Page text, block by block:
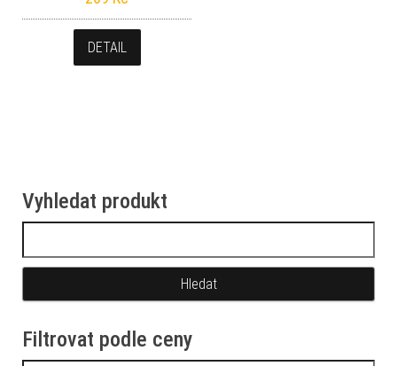
DETAIL
Vyhledat produkt
Filtrovat podle ceny